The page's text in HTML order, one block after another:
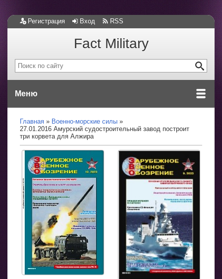
Регистрация Вход RSS
Fact Military
Меню
Главная
Военно-морские силы
27.01.2016 Амурский судостроительный завод построит
три корвета для Алжира